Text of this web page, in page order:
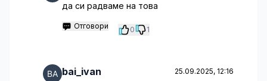
да си радваме на това
Отговори 0 1
bai_ivan 25.09.2025, 12:16